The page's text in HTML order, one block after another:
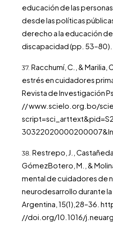
educación de las
desde las políticas
derecho a la educación
discapacidad (pp. 53–80).
Racchumí, C., &
estrés en cuidadores
Revista de Investigación
// www.scielo.org.bo/
Restrepo, J.,
GómezBotero, M., &
mental de cuidadores de
neurodesarrollo durante
Argentina, 15(1),28–36.
//doi.org/10.1016/